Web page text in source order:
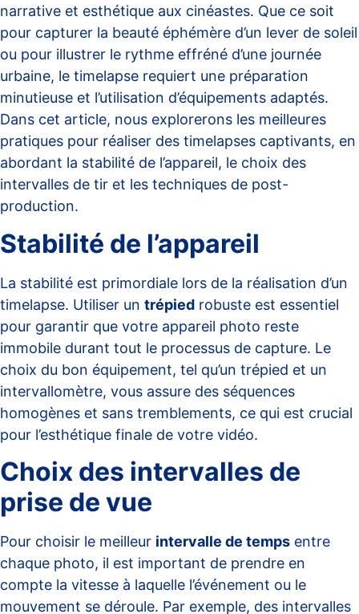
narrative et esthétique aux cinéastes. Que ce soit
pour capturer la beauté éphémère d’un lever de soleil
ou pour illustrer le rythme effréné d’une journée
urbaine, le timelapse requiert une préparation
minutieuse et l’utilisation d’équipements adaptés.
Dans cet article, nous explorerons les meilleures
pratiques pour réaliser des timelapses captivants, en
abordant la stabilité de l’appareil, le choix des
intervalles de tir et les techniques de post-
production.
Stabilité de l’appareil
La stabilité est primordiale lors de la réalisation d’un
timelapse. Utiliser un trépied robuste est essentiel
pour garantir que votre appareil photo reste
immobile durant tout le processus de capture. Le
choix du bon équipement, tel qu’un trépied et un
intervallomètre, vous assure des séquences
homogènes et sans tremblements, ce qui est crucial
pour l’esthétique finale de votre vidéo.
Choix des intervalles de
prise de vue
Pour choisir le meilleur intervalle de temps entre
chaque photo, il est important de prendre en
compte la vitesse à laquelle l’événement ou le
mouvement se déroule. Par exemple, des intervalles